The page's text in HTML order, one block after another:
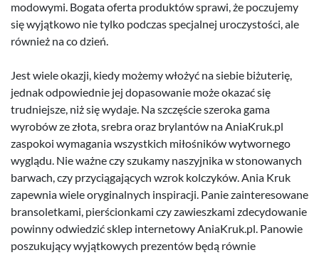
modowymi. Bogata oferta produktów sprawi, że poczujemy
się wyjątkowo nie tylko podczas specjalnej uroczystości, ale
również na co dzień.
Jest wiele okazji, kiedy możemy włożyć na siebie biżuterię,
jednak odpowiednie jej dopasowanie może okazać się
trudniejsze, niż się wydaje. Na szczęście szeroka gama
wyrobów ze złota, srebra oraz brylantów na AniaKruk.pl
zaspokoi wymagania wszystkich miłośników wytwornego
wyglądu. Nie ważne czy szukamy naszyjnika w stonowanych
barwach, czy przyciągających wzrok kolczyków. Ania Kruk
zapewnia wiele oryginalnych inspiracji. Panie zainteresowane
bransoletkami, pierścionkami czy zawieszkami zdecydowanie
powinny odwiedzić sklep internetowy AniaKruk.pl. Panowie
poszukujący wyjątkowych prezentów będą równie